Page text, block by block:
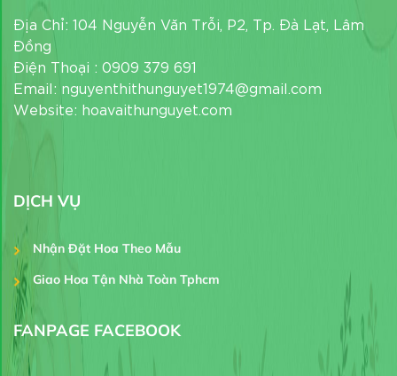
Địa Chỉ: 104 Nguyễn Văn Trỗi, P2, Tp. Đà Lạt, Lâm
Đồng
Điện Thoại : 0909 379 691
Email: nguyenthithunguyet1974@gmail.com
Website: hoavaithunguyet.com
DỊCH VỤ
Nhận Đặt Hoa Theo Mẫu
Giao Hoa Tận Nhà Toàn Tphcm
FANPAGE FACEBOOK